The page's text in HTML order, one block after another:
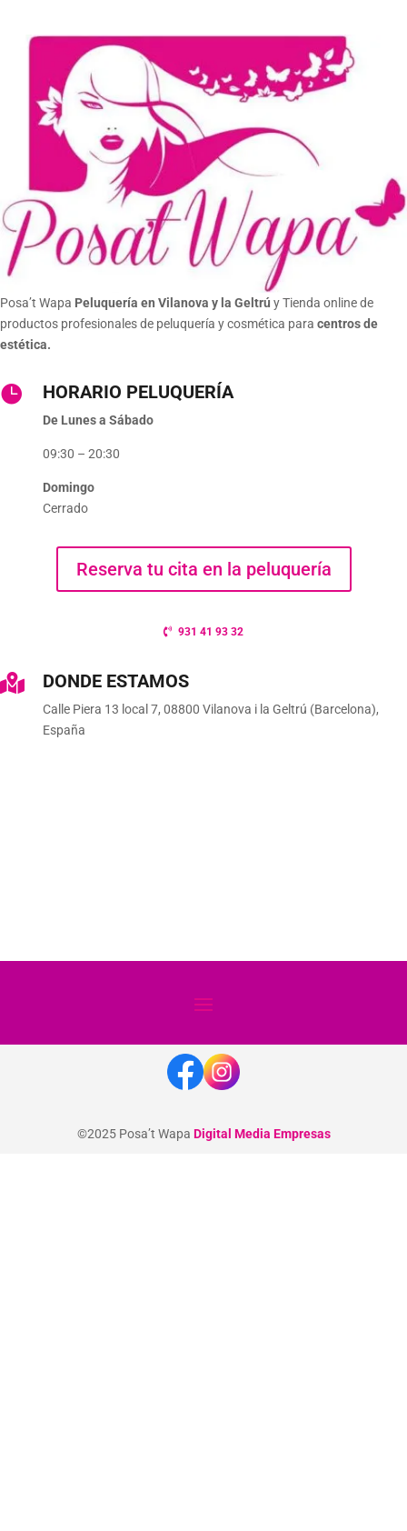
Posa’t Wapa Peluquería en Vilanova y la Geltrú y Tienda online de
productos profesionales de peluquería y cosmética para centros de
estética.
 HORARIO PELUQUERÍA
De Lunes a Sábado
09:30 – 20:30
Domingo
Cerrado
Reserva tu cita en la peluquería
931 41 93 32
 DONDE ESTAMOS
Calle Piera 13 local 7, 08800 Vilanova i la Geltrú (Barcelona),
España
©2025 Posa’t Wapa Digital Media Empresas